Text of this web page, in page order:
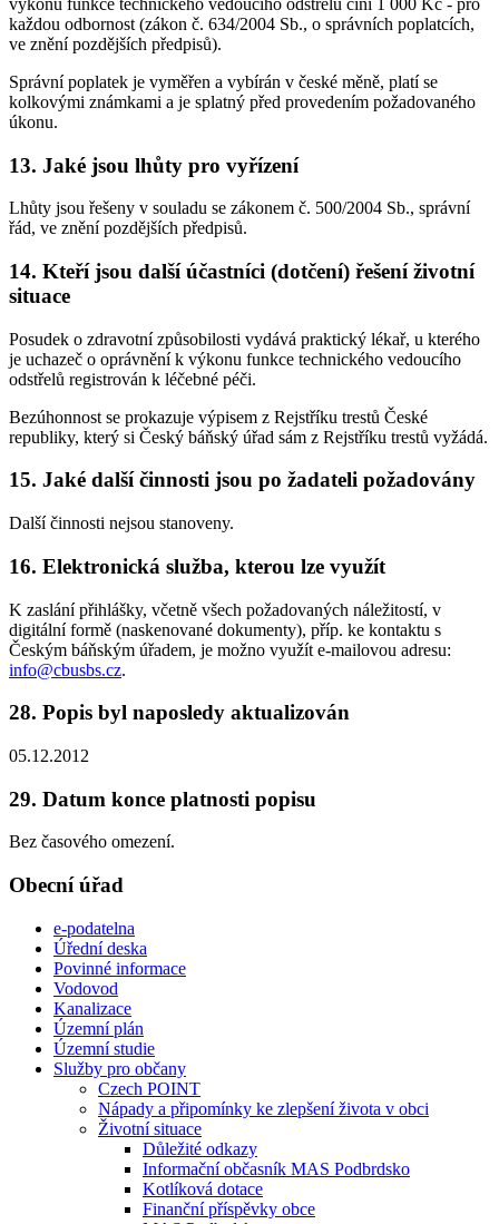
každou odbornost (zákon č. 634/2004 Sb., o správních poplatcích,
ve znění pozdějších předpisů).
Správní poplatek je vyměřen a vybírán v české měně, platí se
kolkovými známkami a je splatný před provedením požadovaného
úkonu.
13. Jaké jsou lhůty pro vyřízení
Lhůty jsou řešeny v souladu se zákonem č. 500/2004 Sb., správní
řád, ve znění pozdějších předpisů.
14. Kteří jsou další účastníci (dotčení) řešení životní
situace
Posudek o zdravotní způsobilosti vydává praktický lékař, u kterého
je uchazeč o oprávnění k výkonu funkce technického vedoucího
odstřelů registrován k léčebné péči.
Bezúhonnost se prokazuje výpisem z Rejstříku trestů České
republiky, který si Český báňský úřad sám z Rejstříku trestů vyžádá.
15. Jaké další činnosti jsou po žadateli požadovány
Další činnosti nejsou stanoveny.
16. Elektronická služba, kterou lze využít
K zaslání přihlášky, včetně všech požadovaných náležitostí, v
digitální formě (naskenované dokumenty), příp. ke kontaktu s
Českým báňským úřadem, je možno využít e-mailovou adresu:
info@cbusbs.cz.
28. Popis byl naposledy aktualizován
05.12.2012
29. Datum konce platnosti popisu
Bez časového omezení.
Obecní úřad
e-podatelna
Úřední deska
Povinné informace
Vodovod
Kanalizace
Územní plán
Územní studie
Služby pro občany
Czech POINT
Nápady a připomínky ke zlepšení života v obci
Životní situace
Důležité odkazy
Informační občasník MAS Podbrdsko
Kotlíková dotace
Finanční příspěvky obce